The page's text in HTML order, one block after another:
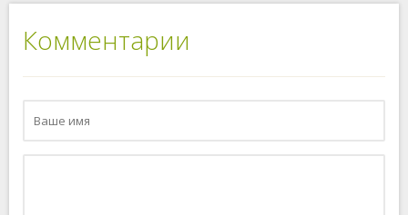
Комментарии